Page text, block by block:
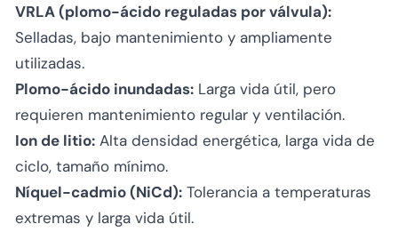
VRLA (plomo-ácido reguladas por válvula):
Selladas, bajo mantenimiento y ampliamente
utilizadas.
Plomo-ácido inundadas: Larga vida útil, pero
requieren mantenimiento regular y ventilación.
Ion de litio: Alta densidad energética, larga vida de
ciclo, tamaño mínimo.
Níquel-cadmio (NiCd): Tolerancia a temperaturas
extremas y larga vida útil.